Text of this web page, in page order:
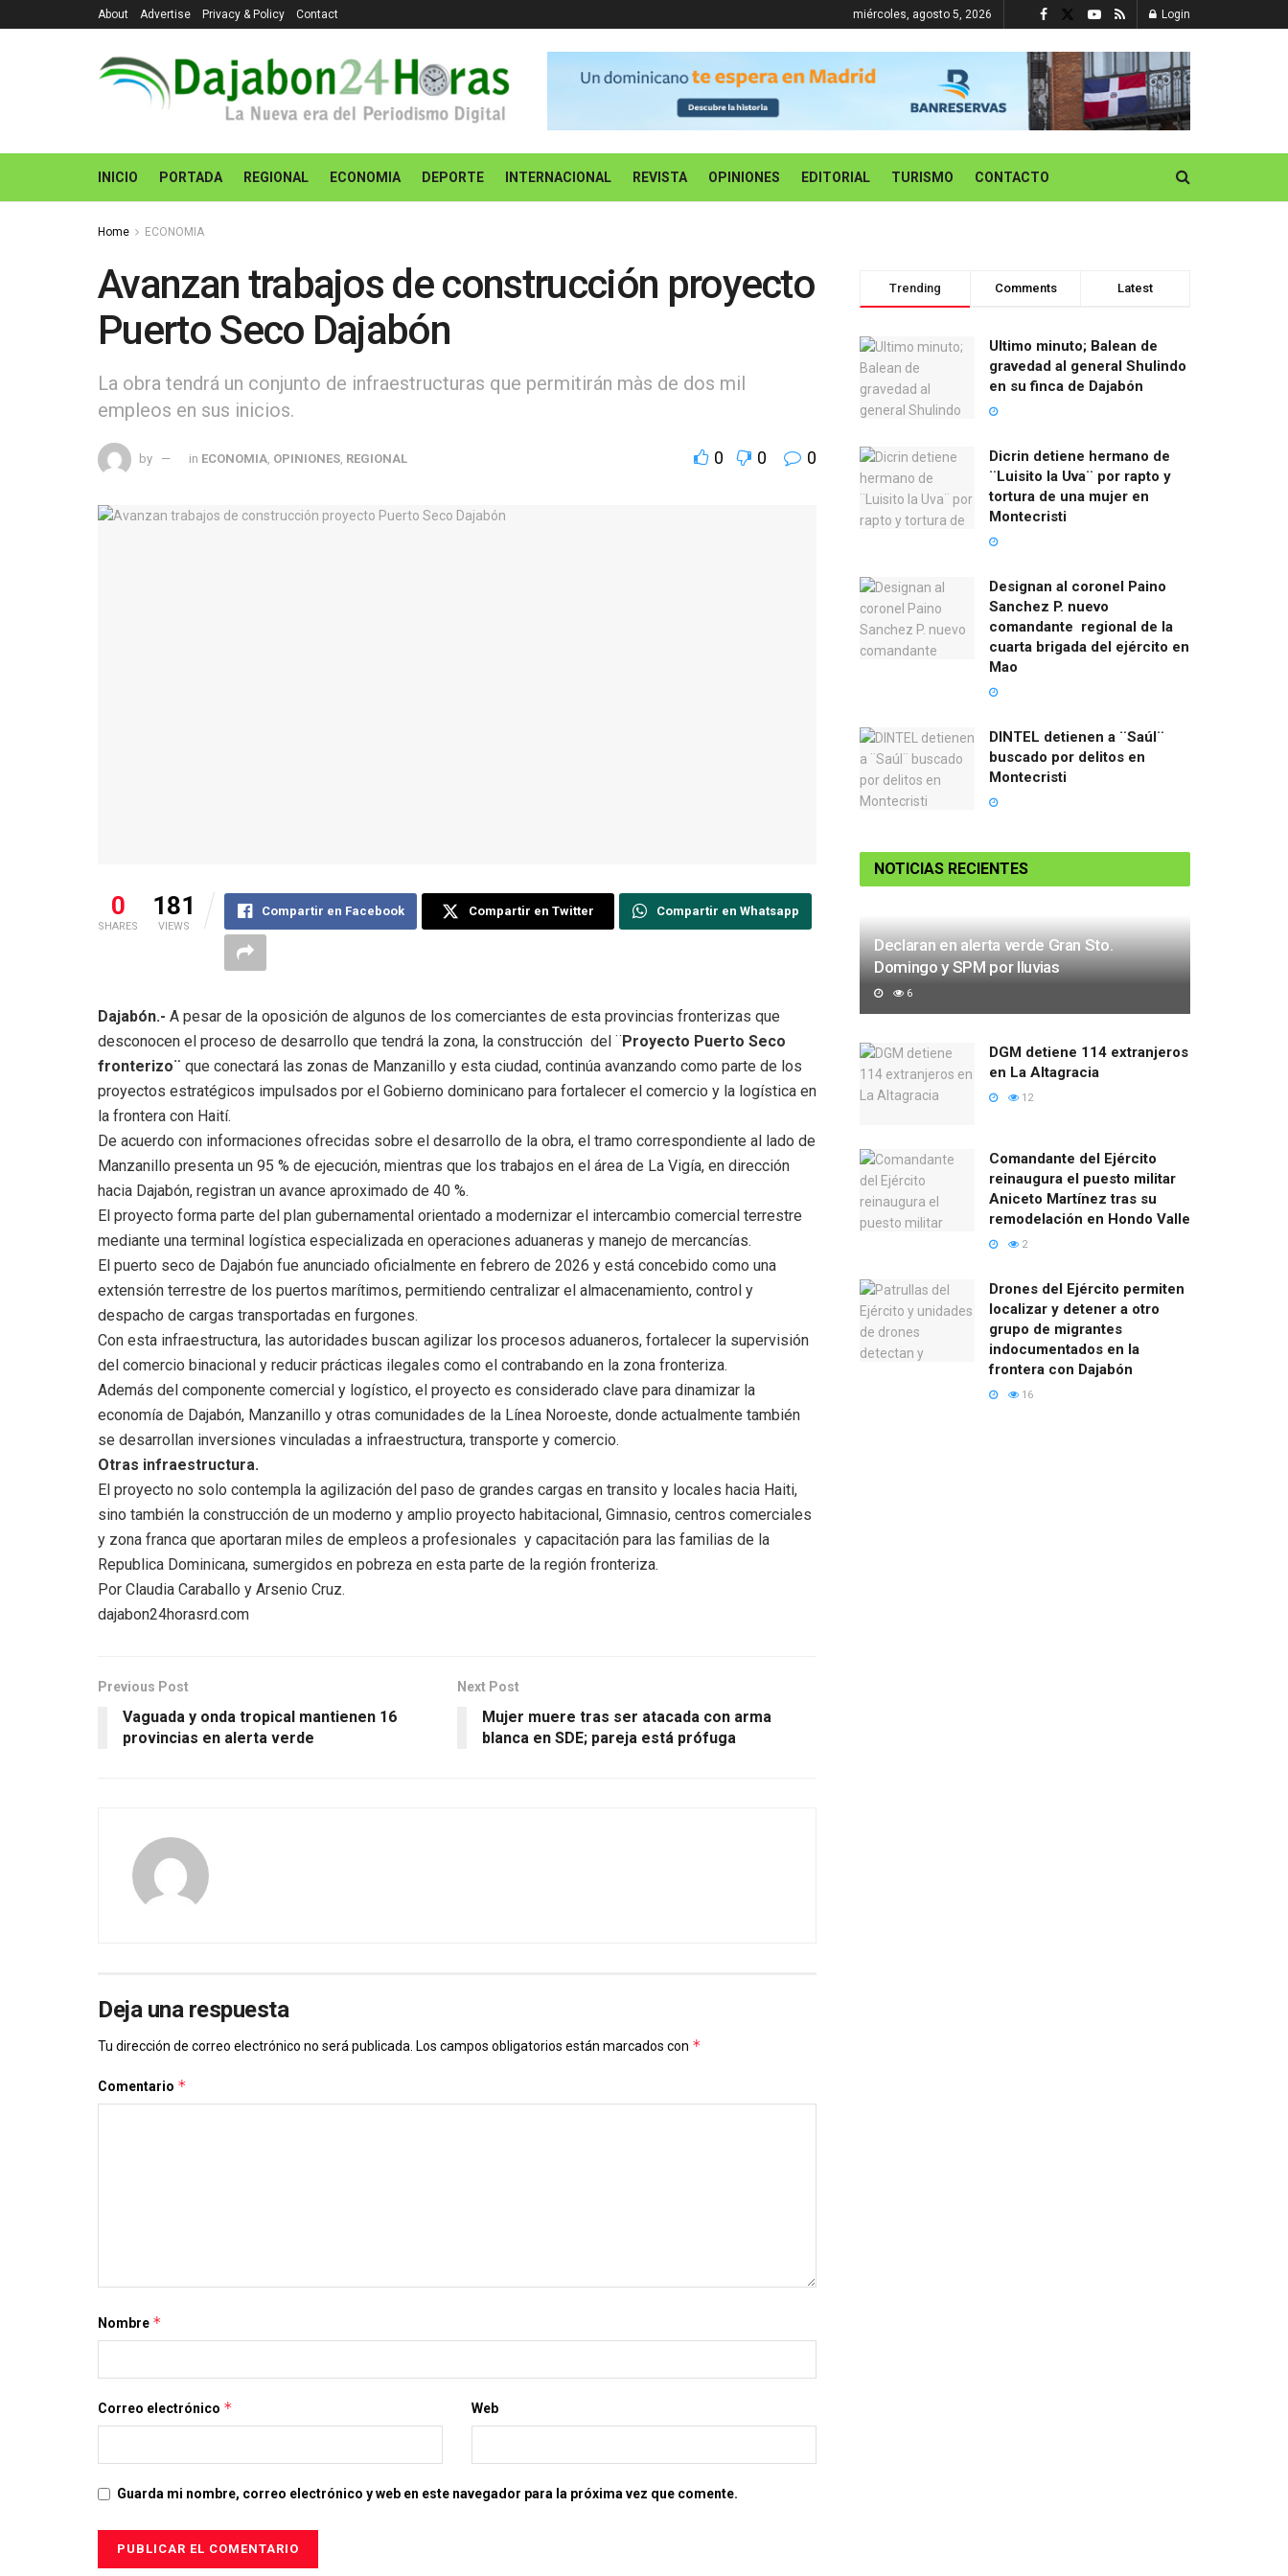
About Advertise Privacy & Policy Contact miércoles, agosto 5, 2026 Login
INICIO PORTADA REGIONAL ECONOMIA DEPORTE INTERNACIONAL REVISTA OPINIONES EDITORIAL TURISMO CONTACTO
Home ECONOMIA
Avanzan trabajos de construcción proyecto
Puerto Seco Dajabón
La obra tendrá un conjunto de infraestructuras que permitirán màs de dos mil
empleos en sus inicios.
by in ECONOMIA OPINIONES REGIONAL 0 0 0
0
SHARES
181
VIEWS
Compartir en Facebook Compartir en Twitter Compartir en Whatsapp
Dajabón.- A pesar de la oposición de algunos de los comerciantes de esta provincias fronterizas que
desconocen el proceso de desarrollo que tendrá la zona, la construcción del ¨Proyecto Puerto Seco
fronterizo¨ que conectará las zonas de Manzanillo y esta ciudad, continúa avanzando como parte de los
proyectos estratégicos impulsados por el Gobierno dominicano para fortalecer el comercio y la logística en
la frontera con Haití.
De acuerdo con informaciones ofrecidas sobre el desarrollo de la obra, el tramo correspondiente al lado de
Manzanillo presenta un 95 % de ejecución, mientras que los trabajos en el área de La Vigía, en dirección
hacia Dajabón, registran un avance aproximado de 40 %.
El proyecto forma parte del plan gubernamental orientado a modernizar el intercambio comercial terrestre
mediante una terminal logística especializada en operaciones aduaneras y manejo de mercancías.
El puerto seco de Dajabón fue anunciado oficialmente en febrero de 2026 y está concebido como una
extensión terrestre de los puertos marítimos, permitiendo centralizar el almacenamiento, control y
despacho de cargas transportadas en furgones.
Con esta infraestructura, las autoridades buscan agilizar los procesos aduaneros, fortalecer la supervisión
del comercio binacional y reducir prácticas ilegales como el contrabando en la zona fronteriza.
Además del componente comercial y logístico, el proyecto es considerado clave para dinamizar la
economía de Dajabón, Manzanillo y otras comunidades de la Línea Noroeste, donde actualmente también
se desarrollan inversiones vinculadas a infraestructura, transporte y comercio.
Otras infraestructura.
El proyecto no solo contempla la agilización del paso de grandes cargas en transito y locales hacia Haiti,
sino también la construcción de un moderno y amplio proyecto habitacional, Gimnasio, centros comerciales
y zona franca que aportaran miles de empleos a profesionales y capacitación para las familias de la
Republica Dominicana, sumergidos en pobreza en esta parte de la región fronteriza.
Por Claudia Caraballo y Arsenio Cruz.
dajabon24horasrd.com
Previous Post
Vaguada y onda tropical mantienen 16
provincias en alerta verde
Next Post
Mujer muere tras ser atacada con arma
blanca en SDE; pareja está prófuga
Deja una respuesta
Tu dirección de correo electrónico no será publicada. Los campos obligatorios están marcados con *
Comentario *
Nombre *
Correo electrónico * Web
Guarda mi nombre, correo electrónico y web en este navegador para la próxima vez que comente.
Trending Comments Latest
Ultimo minuto; Balean de
gravedad al general Shulindo
en su finca de Dajabón
Dicrin detiene hermano de
¨Luisito la Uva¨ por rapto y
tortura de una mujer en
Montecristi
Designan al coronel Paino
Sanchez P. nuevo
comandante regional de la
cuarta brigada del ejército en
Mao
DINTEL detienen a ¨Saúl¨
buscado por delitos en
Montecristi
NOTICIAS RECIENTES
Declaran en alerta verde Gran Sto.
Domingo y SPM por lluvias
6
DGM detiene 114 extranjeros
en La Altagracia
12
Comandante del Ejército
reinaugura el puesto militar
Aniceto Martínez tras su
remodelación en Hondo Valle
2
Drones del Ejército permiten
localizar y detener a otro
grupo de migrantes
indocumentados en la
frontera con Dajabón
16